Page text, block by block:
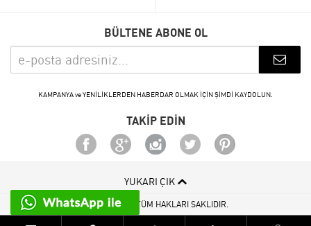
BÜLTENE ABONE OL
KAMPANYA ve YENİLİKLERDEN HABERDAR OLMAK İÇİN ŞİMDİ KAYDOLUN.
TAKİP EDİN
YUKARI ÇIK
© 2015 - 2026 TÜM HAKLARI SAKLIDIR.